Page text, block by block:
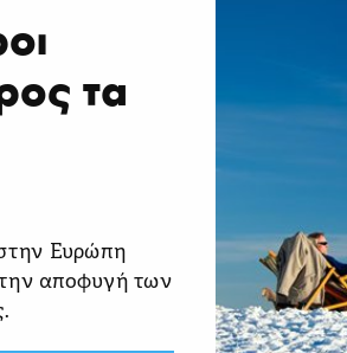
τα
Ευρώπη
αποφυγή των